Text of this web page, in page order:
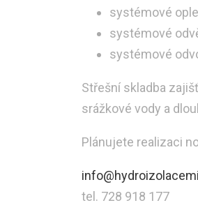
systémové
systémové
systémové
Střešní skladba
srážkové vody a
Plánujete realizaci
tel. 728 918 177